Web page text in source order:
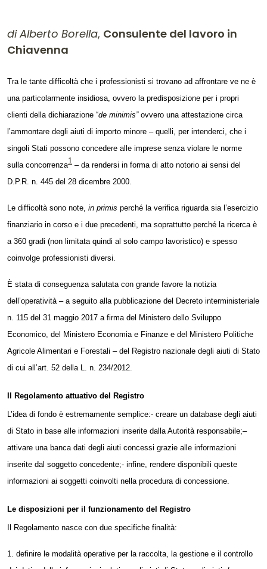
di Alberto Borella, Consulente del lavoro in
Chiavenna
Contenuto dell'articolo
Tra le tante difficoltà che i professionisti si trovano ad affrontare ve ne è
una particolarmente insidiosa, ovvero la predisposizione per i propri
clienti della dichiarazione “de minimis” ovvero una attestazione circa
l’ammontare degli aiuti di importo minore – quelli, per intenderci, che i
singoli Stati possono concedere alle imprese senza violare le norme
sulla concorrenza1 – da rendersi in forma di atto notorio ai sensi del
D.P.R. n. 445 del 28 dicembre 2000.
Le difficoltà sono note, in primis perché la verifica riguarda sia l’esercizio
finanziario in corso e i due precedenti, ma soprattutto perché la ricerca è
a 360 gradi (non limitata quindi al solo campo lavoristico) e spesso
coinvolge professionisti diversi.
È stata di conseguenza salutata con grande favore la notizia
dell’operatività – a seguito alla pubblicazione del Decreto interministeriale
n. 115 del 31 maggio 2017 a firma del Ministero dello Sviluppo
Economico, del Ministero Economia e Finanze e del Ministero Politiche
Agricole Alimentari e Forestali – del Registro nazionale degli aiuti di Stato
di cui all’art. 52 della L. n. 234/2012.
Il Regolamento attuativo del Registro
L’idea di fondo è estremamente semplice:- creare un database degli aiuti
di Stato in base alle informazioni inserite dalla Autorità responsabile;–
attivare una banca dati degli aiuti concessi grazie alle informazioni
inserite dal soggetto concedente;- infine, rendere disponibili queste
informazioni ai soggetti coinvolti nella procedura di concessione.
Le disposizioni per il funzionamento del Registro
Il Regolamento nasce con due specifiche finalità:
1. definire le modalità operative per la raccolta, la gestione e il controllo